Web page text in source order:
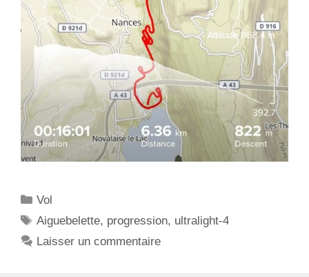
C
a
Vol
É
t
Aiguebelette, progression, ultralight-4
Laisser un commentaire